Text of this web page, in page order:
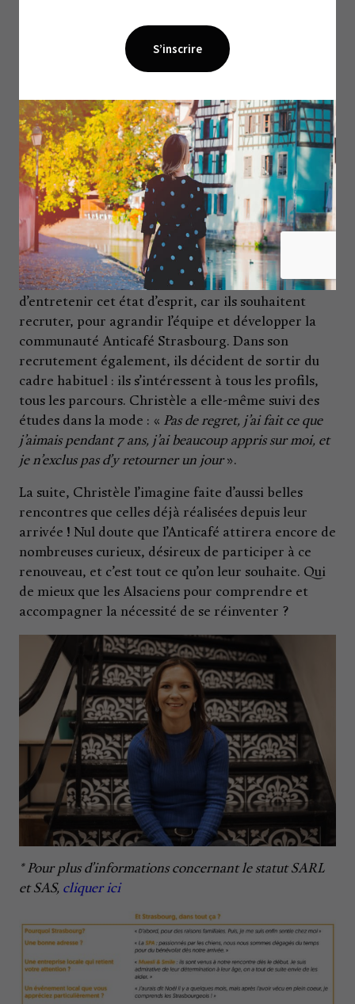
Ce point l’amène à évoquer le principal frein qu’ils
aient rencontré à leur établissement : les
démarches administratives. Elle-même se définit
mais peut se reposer sur son mari qui a pris le relai.
Leur chance, c’est la complémentarité de leur
couple, qu’ils entretiennent quotidiennement, en
communiquant un maximum. Elle se consacre
désormais au terrain, notamment à l’événementiel
qu’ils développent.
«
Le principal conseil que je voudrais partager, c’est
d’être bien entouré ! On est souvent perdus au début, il
ne faut pas se laisser avoir ».
Depuis, Thierry et Christèle continuent
d’entretenir cet état d’esprit, car ils souhaitent
recruter, pour agrandir l’équipe et développer la
communauté Anticafé Strasbourg. Dans son
recrutement également, ils décident de sortir du
cadre habituel : ils s’intéressent à tous les profils,
tous les parcours. Christèle a elle-même suivi des
études dans la mode : « Pas de regret, j’ai fait ce que
j’aimais pendant 7 ans, j’ai beaucoup appris sur moi, et
je n’exclus pas d’y retourner un jour».
La suite, Christèle l’imagine faite d’aussi belles
rencontres que celles déjà réalisées depuis leur
arrivée ! Nul doute que l’Anticafé attirera encore de
nombreuses curieux, désireux de participer à ce
renouveau, et c’est tout ce qu’on leur souhaite. Qui
de mieux que les Alsaciens pour comprendre et
accompagner la nécessité de se réinventer ?
* Pour plus d’informations concernant le statut SARL
et SAS, cliquer ici